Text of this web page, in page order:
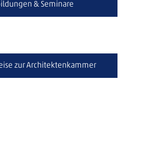
& Seminare
zur Architektenkammer